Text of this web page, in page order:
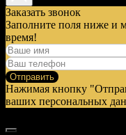
Заказать звонок
Заполните поля ниже и
время!
Отправить
Нажимая кнопку
ваших персональных